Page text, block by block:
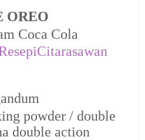
OREO
Coca Cola
powder / double
double action